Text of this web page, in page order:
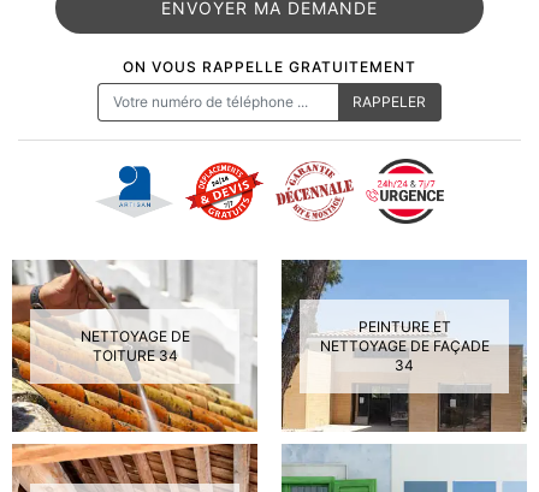
ON VOUS RAPPELLE GRATUITEMENT
NETTOYAGE DE
TOITURE 34
PEINTURE ET
NETTOYAGE DE FAÇADE
34